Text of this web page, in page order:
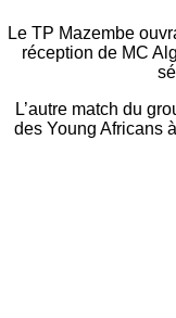
Le TP Mazembe
réception de MC
L’autre match du
des Young Africans